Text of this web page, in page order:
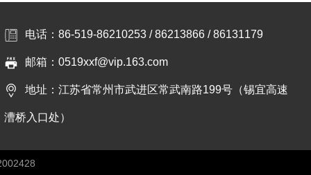
电话：86-519-86210253 / 86213866 / 86131179
邮箱：0519xxf@vip.163.com
地址：江苏省常州市武进区常武南路199号（锡宜高速
漕桥入口处）